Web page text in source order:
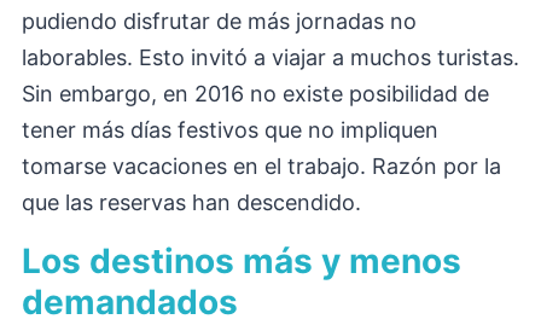
pudiendo disfrutar de más jornadas no
laborables. Esto invitó a viajar a muchos turistas.
Sin embargo, en 2016 no existe posibilidad de
tener más días festivos que no impliquen
tomarse vacaciones en el trabajo. Razón por la
que las reservas han descendido.
Los destinos más y menos
demandados